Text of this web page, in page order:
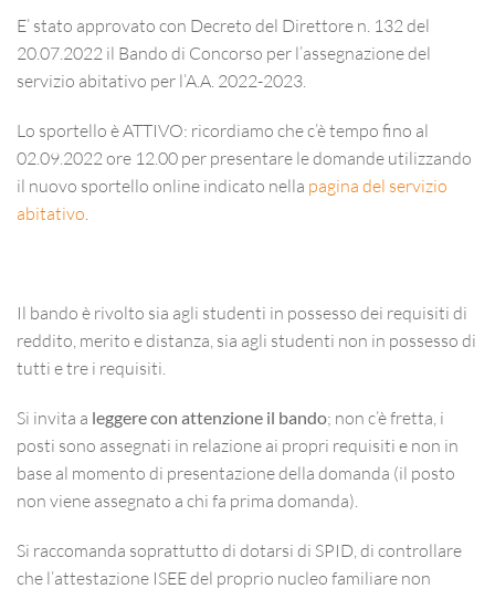
E’ stato approvato con Decreto del Direttore n. 132 del
20.07.2022 il Bando di Concorso per l’assegnazione del
servizio abitativo per l’A.A. 2022-2023.
Lo sportello è ATTIVO: ricordiamo che c’è tempo fino al
02.09.2022 ore 12.00 per presentare le domande utilizzando
il nuovo sportello online indicato nella pagina del servizio
abitativo
Il bando è rivolto sia agli studenti in possesso dei requisiti di
reddito, merito e distanza, sia agli studenti non in possesso di
tutti e tre i requisiti.
Si invita a leggere con attenzione il bando; non c’è fretta, i
posti sono assegnati in relazione ai propri requisiti e non in
base al momento di presentazione della domanda (il posto
non viene assegnato a chi fa prima domanda).
Si raccomanda soprattutto di dotarsi di SPID, di controllare
che l’attestazione ISEE del proprio nucleo familiare non